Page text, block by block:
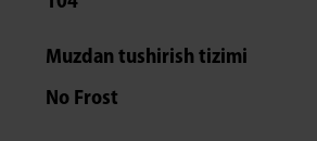
Muzdan tushirish tizimi
No Frost